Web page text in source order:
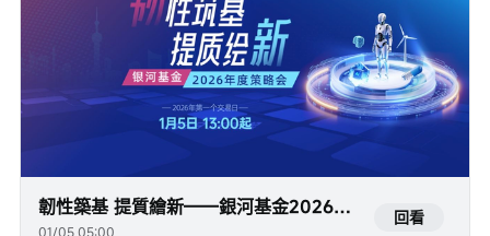
韌性築基 提質繪新——銀河基金2026年度策略會
01/05 05:00
回看